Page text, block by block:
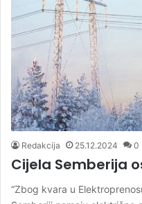
Redakcija 25.12.2024 0
Cijela Semberija
“Zbog kvara u